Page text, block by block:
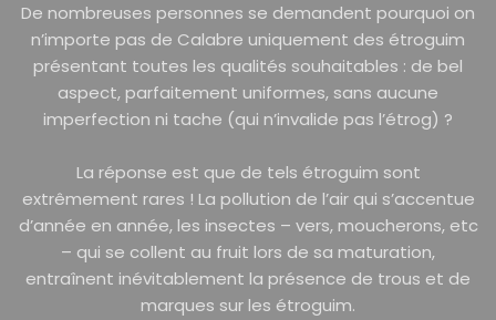
De nombreuses personnes se demandent pourquoi on
n’importe pas de Calabre uniquement des étroguim
présentant toutes les qualités souhaitables : de bel
aspect, parfaitement uniformes, sans aucune
imperfection ni tache (qui n’invalide pas l’étrog) ?
La réponse est que de tels étroguim sont
extrêmement rares ! La pollution de l’air qui s’accentue
d’année en année, les insectes – vers, moucherons, etc
– qui se collent au fruit lors de sa maturation,
entraînent inévitablement la présence de trous et de
marques sur les étroguim.